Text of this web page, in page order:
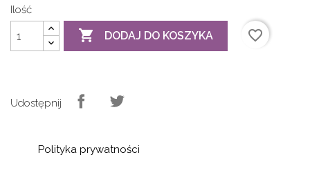
Ilość
 DODAJ DO KOSZYKA favorite_border
Udostępnij
Polityka prywatności